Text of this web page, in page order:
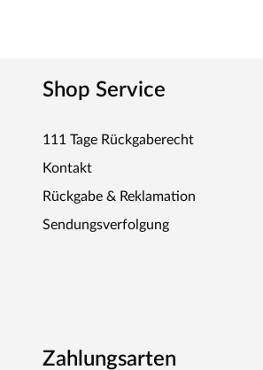
Shop Service
111 Tage Rückgaberecht
Kontakt
Rückgabe & Reklamation
Sendungsverfolgung
Zahlungsarten